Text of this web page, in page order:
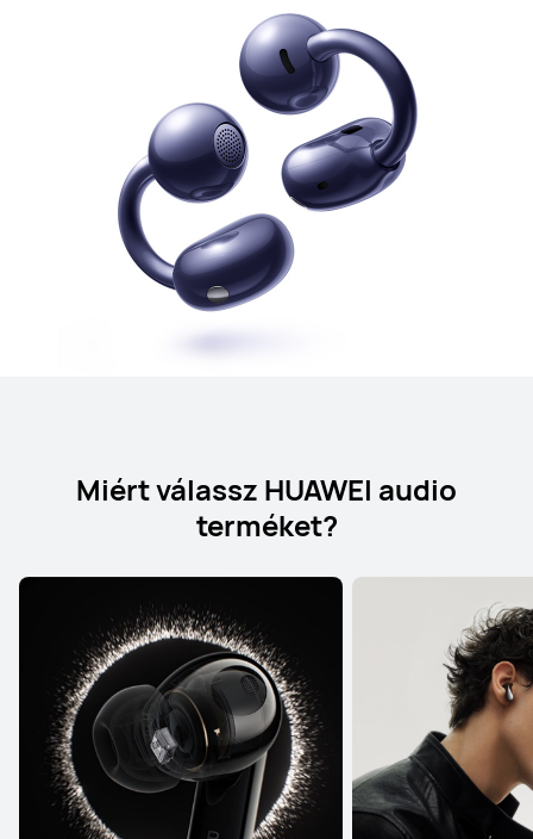
Miért válassz HUAWEI audio
terméket?